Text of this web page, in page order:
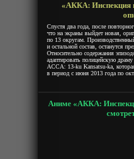
«АККА: Инспекция
Спустя два года, после
что на экраны выйдет новая,
по 13 округам.
и остальной состав, останутся
Относительно содержания
адаптировать полицейскую
ACCA: 13-ku Kansatsu-ka,
в период с июня 2013 года по
Аниме «АККА: